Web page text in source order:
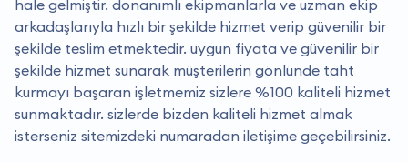
hale gelmiştir. donanımlı ekipmanlarla ve uzman ekip
arkadaşlarıyla hızlı bir şekilde hizmet verip güvenilir bir
şekilde teslim etmektedir. uygun fiyata ve güvenilir bir
şekilde hizmet sunarak müşterilerin gönlünde taht
kurmayı başaran işletmemiz sizlere %100 kaliteli hizmet
sunmaktadır. sizlerde bizden kaliteli hizmet almak
isterseniz sitemizdeki numaradan iletişime geçebilirsiniz.